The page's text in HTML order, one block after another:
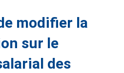
modifier la
sur le
des